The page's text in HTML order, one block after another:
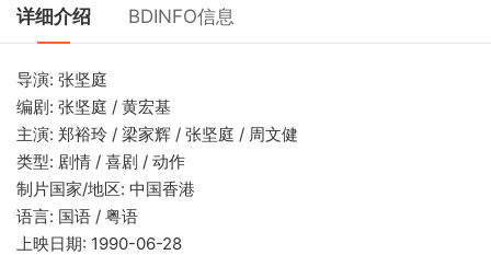
详细介绍 BDINFO信息
导演: 张坚庭
编剧: 张坚庭 / 黄宏基
主演: 郑裕玲 / 梁家辉 / 张坚庭 / 周文健
类型: 剧情 / 喜剧 / 动作
制片国家/地区: 中国香港
语言: 国语 / 粤语
上映日期: 1990-06-28